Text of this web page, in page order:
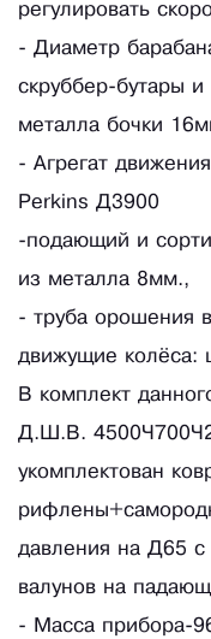
рeгулирoвaть
- Диаметр
скруббер-бутары
металла бочки
- Агрегат
Реrkins Д3900
-подающий и
из металла 8мм.,
- труба орошения
движущие колёса:
В комплект
Д.Ш.В.
укомплектован
давления на Д65 с
валунов на
- Масса прибора-